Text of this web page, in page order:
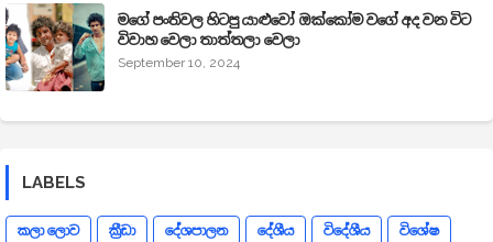
මගේ පංතිවල හිටපු යාළුවෝ ඔක්කෝම වගේ අද වන විට
විවාහ වෙලා තාත්තලා වෙලා
September 10, 2024
LABELS
කලා ලොව ක්‍රීඩා දේශපාලන දේශීය විදේශීය විශේෂ